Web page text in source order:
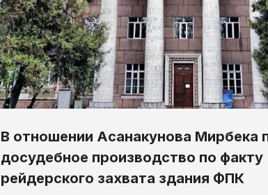
В отношении Асанакунова Мирбека
досудебное производство по факту
рейдерского захвата здания ФПК